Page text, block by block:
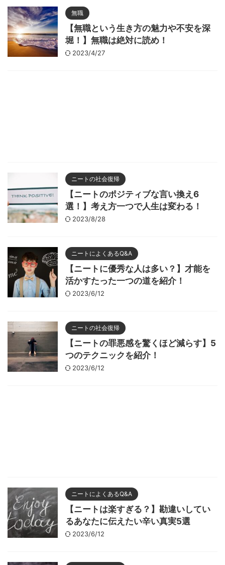
無職
【無職という生き方の魅力や不安を深
堀！】無職は絶対に読め！
2023/4/27
ニートの社会復帰
【ニートのポジティブな言い換え6
選！】考え方一つで人生は変わる！
2023/8/28
ニートによくあるQ&A
【ニートに優秀な人は多い？】才能を
活かすたった一つの道を紹介！
2023/6/12
ニートの社会復帰
【ニートの罪悪感を驚くほど減らす】5
つのテクニックを紹介！
2023/6/12
ニートによくあるQ&A
【ニートは楽すぎる？】勘違いしてい
るあなたに伝えたい辛い真実5選
2023/6/12